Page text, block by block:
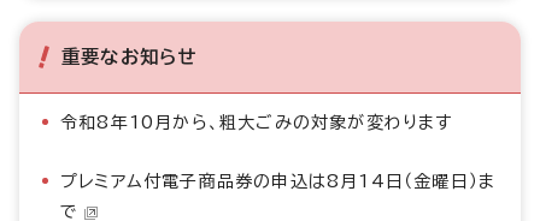
重要なお知らせ
令和8年10月から、粗大ごみの対象が変わります
プレミアム付電子商品券の申込は8月14日（金曜日）ま
で